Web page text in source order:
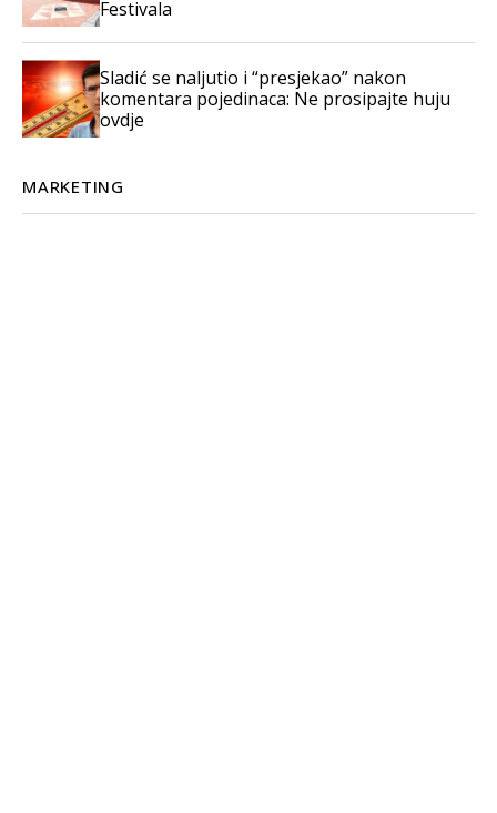
Festivala
Sladić se naljutio i “presjekao” nakon
komentara pojedinaca: Ne prosipajte huju
ovdje
MARKETING